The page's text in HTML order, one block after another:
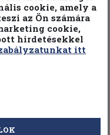
kiadványunk közül
Válasszon példányt
cookie, amely a
az Ön számára
cookie,
hirdetésekkel
itt